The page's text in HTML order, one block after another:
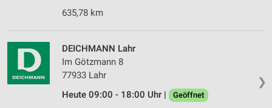
635,78 km
❯
DEICHMANN Lahr
Im Götzmann 8
77933 Lahr
Heute 09:00 - 18:00 Uhr |
Geöffnet